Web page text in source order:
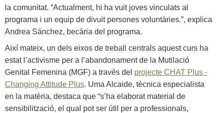
la comunitat. “Actualment, hi ha vuit joves vinculats al
programa i un equip de divuit persones voluntàries.”, explica
Andrea Sánchez, becària del programa.
Així mateix, un dels eixos de treball centrals aquest curs ha
estat l’activisme per a l’abandonament de la Mutilació
Genital Femenina (MGF) a través del projecte CHAT Plus -
Changing Attitude Plus. Uma Alcaide, tècnica especialista
en la matèria, destaca que “s’ha elaborat material de
sensibilització, el qual pot ser útil per a professionals,